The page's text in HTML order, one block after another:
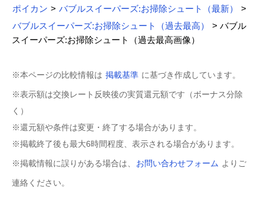
ポイカン > バブルスイーパーズ:お掃除シュート（最新）
>
バブルスイーパーズ:お掃除シュート（過去最高）
> バブル
スイーパーズ:お掃除シュート（過去最高画像）
※本ページの比較情報は 掲載基準 に基づき作成しています。
※表示額は交換レート反映後の実質還元額です（ボーナス分除
く）
※還元額や条件は変更・終了する場合があります。
※掲載終了後も最大6時間程度、表示される場合があります。
※掲載情報に誤りがある場合は、 お問い合わせフォーム よりご
連絡ください。